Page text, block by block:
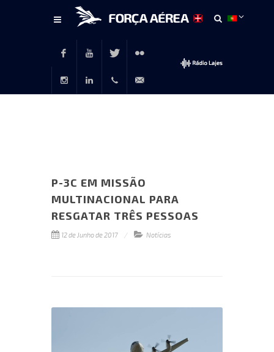
FacebookYoutubeTwitter Flickr
P-3C EM MISSÃO
MULTINACIONAL PARA
RESGATAR TRÊS PESSOAS
12 de Junho de 2017 Notícias